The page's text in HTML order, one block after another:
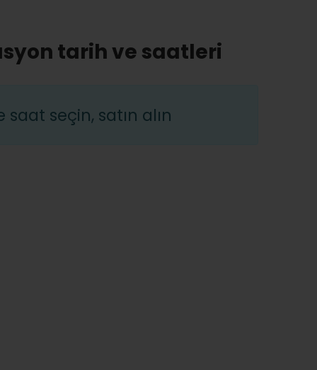
tarih ve saatleri
seçin, satın alın